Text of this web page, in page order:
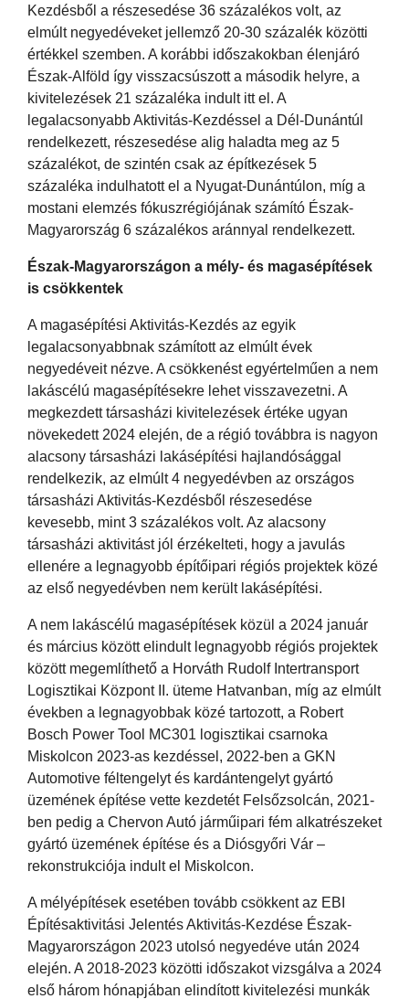
Kezdésből a részesedése 36 százalékos volt, az
elmúlt negyedéveket jellemző 20-30 százalék közötti
értékkel szemben. A korábbi időszakokban élenjáró
Észak-Alföld így visszacsúszott a második helyre, a
kivitelezések 21 százaléka indult itt el. A
legalacsonyabb Aktivitás-Kezdéssel a Dél-Dunántúl
rendelkezett, részesedése alig haladta meg az 5
százalékot, de szintén csak az építkezések 5
százaléka indulhatott el a Nyugat-Dunántúlon, míg a
mostani elemzés fókuszrégiójának számító Észak-
Magyarország 6 százalékos aránnyal rendelkezett.
Észak-Magyarországon a mély- és magasépítések
is csökkentek
A magasépítési Aktivitás-Kezdés az egyik
legalacsonyabbnak számított az elmúlt évek
negyedéveit nézve. A csökkenést egyértelműen a nem
lakáscélú magasépítésekre lehet visszavezetni. A
megkezdett társasházi kivitelezések értéke ugyan
növekedett 2024 elején, de a régió továbbra is nagyon
alacsony társasházi lakásépítési hajlandósággal
rendelkezik, az elmúlt 4 negyedévben az országos
társasházi Aktivitás-Kezdésből részesedése
kevesebb, mint 3 százalékos volt. Az alacsony
társasházi aktivitást jól érzékelteti, hogy a javulás
ellenére a legnagyobb építőipari régiós projektek közé
az első negyedévben nem került lakásépítési.
A nem lakáscélú magasépítések közül a 2024 január
és március között elindult legnagyobb régiós projektek
között megemlíthető a Horváth Rudolf Intertransport
Logisztikai Központ II. üteme Hatvanban, míg az elmúlt
években a legnagyobbak közé tartozott, a Robert
Bosch Power Tool MC301 logisztikai csarnoka
Miskolcon 2023-as kezdéssel, 2022-ben a GKN
Automotive féltengelyt és kardántengelyt gyártó
üzemének építése vette kezdetét Felsőzsolcán, 2021-
ben pedig a Chervon Autó járműipari fém alkatrészeket
gyártó üzemének építése és a Diósgyőri Vár –
rekonstrukciója indult el Miskolcon.
A mélyépítések esetében tovább csökkent az EBI
Építésaktivitási Jelentés Aktivitás-Kezdése Észak-
Magyarországon 2023 utolsó negyedéve után 2024
elején. A 2018-2023 közötti időszakot vizsgálva a 2024
első három hónapjában elindított kivitelezési munkák